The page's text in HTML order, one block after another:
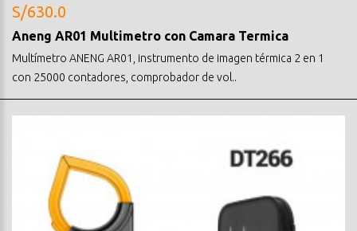
S/630.0
Aneng AR01 Multimetro con Camara Termica
Multímetro ANENG AR01, instrumento de imagen térmica 2 en 1
con 25000 contadores, comprobador de vol..